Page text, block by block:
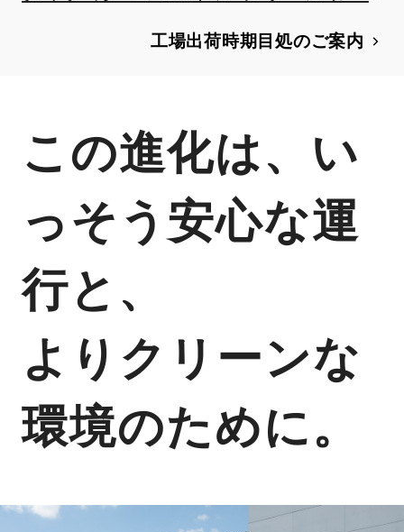
工場出荷時期目処のご案内
この進化は、い
っそう安心な運
行と、
よりクリーンな
環境のために。